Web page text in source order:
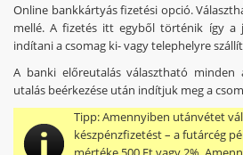
Online bankkártyás fizetési opció.
mellé. A fizetés itt egyből történik így a
indítania csomag ki- vagy telephelyre
A banki előreutalásválasztható minden
utalás beérkezése után indítjuk meg a
Tipp:Amennyiben utánvétet
készpénzfizetést – a futárcég